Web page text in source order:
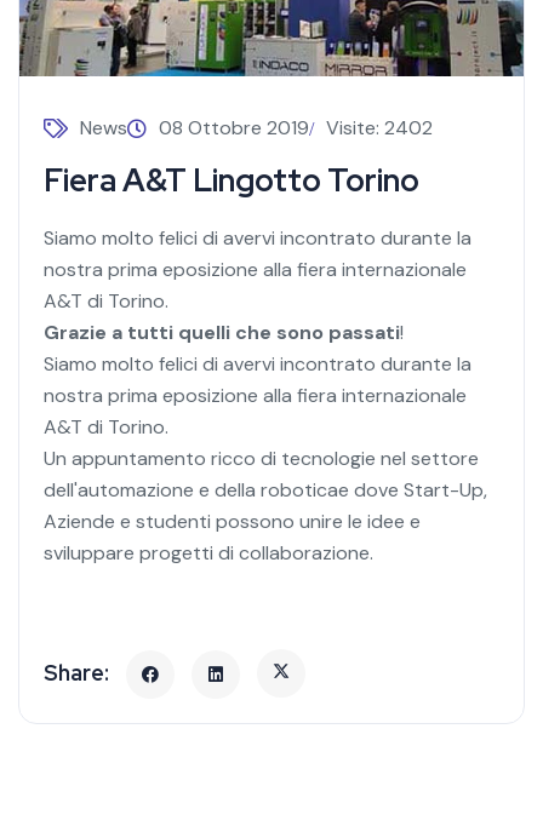
Fiera A&T Lingotto Torino
News 08 Ottobre 2019 Visite: 2402
Siamo molto felici di avervi incontrato durante la
nostra prima eposizione alla fiera internazionale
A&T di Torino.
Grazie a tutti quelli che sono passati!
Siamo molto felici di avervi incontrato durante la
nostra prima eposizione alla fiera internazionale
A&T di Torino.
Un appuntamento ricco di tecnologie nel settore
dell'automazione e della roboticae dove Start-Up,
Aziende e studenti possono unire le idee e
sviluppare progetti di collaborazione.